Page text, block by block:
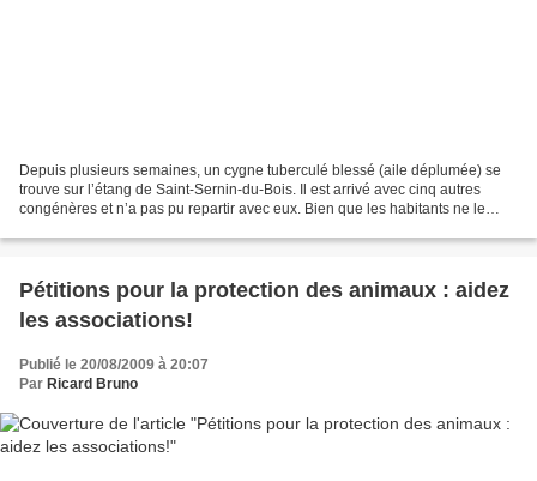
Depuis plusieurs semaines, un cygne tuberculé blessé (aile déplumée) se
trouve sur l’étang de Saint-Sernin-du-Bois. Il est arrivé avec cinq autres
congénères et n’a pas pu repartir avec eux. Bien que les habitants ne le
Pétitions pour la protection des animaux : aidez
les associations!
Publié le 20/08/2009 à 20:07
Par Ricard Bruno